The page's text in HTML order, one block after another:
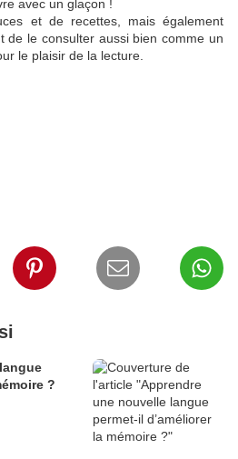
avec un glaçon !
et de recettes, mais également
de le consulter aussi bien comme un
le plaisir de la lecture.
?